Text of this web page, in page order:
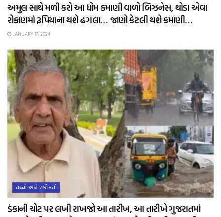
અમુલ સાથે મળી કરો આ ધોમ કમાણી વાળો બિઝનેસ, થોડા એવા
રોકાણમાં રૂપિયાના થશે ઢગલા… જાણો કેટલી થશે કમાણી…
JANUARY 17, 2024
તથ્યો અને હકીકતો
ડંકાની ચોટ પર લખી રાખજો આ તારીખ, આ તારીખે ગુજરાતમાં